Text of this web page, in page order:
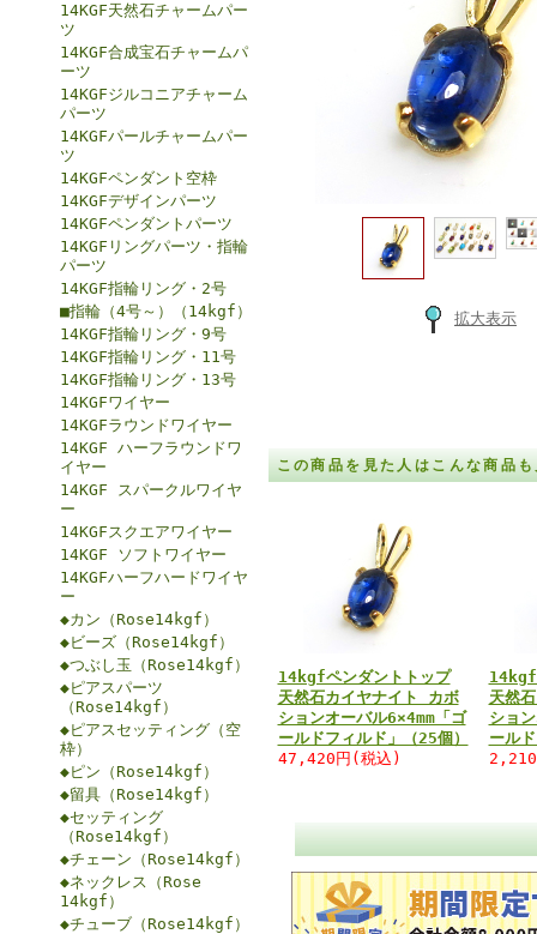
14KGF天然石チャームパー
ツ
14KGF合成宝石チャームパ
ーツ
14KGFジルコニアチャーム
パーツ
14KGFパールチャームパー
ツ
14KGFペンダント空枠
14KGFデザインパーツ
14KGFペンダントパーツ
14KGFリングパーツ・指輪
パーツ
14KGF指輪リング・2号
■指輪（4号～）（14kgf）
14KGF指輪リング・9号
14KGF指輪リング・11号
14KGF指輪リング・13号
14KGFワイヤー
14KGFラウンドワイヤー
14KGF ハーフラウンドワ
イヤー
14KGF スパークルワイヤ
ー
14KGFスクエアワイヤー
14KGF ソフトワイヤー
14KGFハーフハードワイヤ
ー
◆カン（Rose14kgf）
◆ビーズ（Rose14kgf）
◆つぶし玉（Rose14kgf）
◆ピアスパーツ
（Rose14kgf）
◆ピアスセッティング（空
枠）
◆ピン（Rose14kgf）
◆留具（Rose14kgf）
◆セッティング
（Rose14kgf）
◆チェーン（Rose14kgf）
◆ネックレス（Rose
14kgf）
◆チューブ（Rose14kgf）
拡大表示
この商品を見た人はこんな商品
14kgfペンダントトップ
天然石カイヤナイト カボ
ションオーバル6×4mm「ゴ
ールドフィルド」（25個）
47,420円(税込)
14kgf
天然
ショ
ール